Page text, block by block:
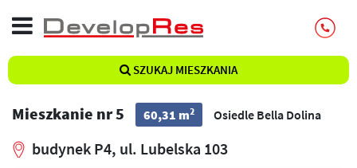
SZUKAJ MIESZKANIA
Mieszkanie nr 5 60,31 m2 Osiedle Bella Dolina
budynek P4, ul. Lubelska 103